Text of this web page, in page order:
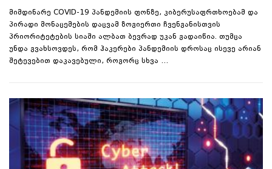
მიმდინარე COVID-19 პანდემიის ფონზე, კიბერუსაფრთხოებამ და
პირადი მონაცემების დაცვამ ზოგიერთი ჩვენგანისთვის
პრიორიტეტების სიაში ალბათ ბევრად უკან გადაიწია. თუმცა
უნდა გვახსოვდეს, რომ ჰაკერები პანდემიის დროსაც ისევე არიან
შეტევებით დაკავებული, როგორც სხვა …